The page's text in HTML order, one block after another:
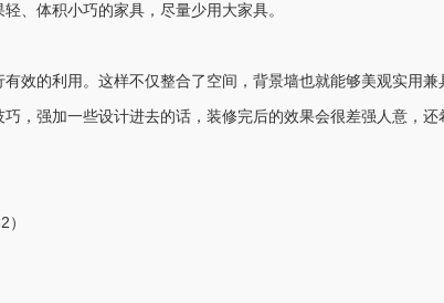
体积小巧的家具，尽量少用大家具。
的利用。这样不仅整合了空间，背景墙也就能够美观实用兼
，强加一些设计进去的话，装修完后的效果会很差强人意，